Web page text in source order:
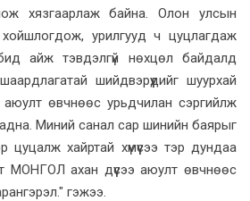
хязгаарлаж байна. Олон улсын
урилгууд ч цуцлагдаж
айж тэвдэлгүй нөхцөл байдалд
шийдвэрүүдийг шуурхай
аюулт өвчнөөс урьдчилан сэргийлж
Миний санал сар шинийн баярыг
хайртай хүмүүсээ тэр дундаа
МОНГОЛ ахан дүүсээ аюулт өвчнөөс
гэжээ.